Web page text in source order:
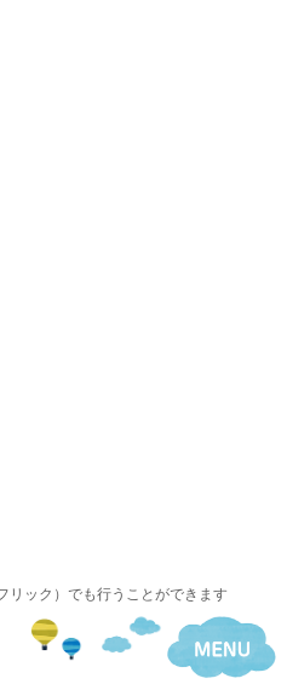
リック）でも行うことができます